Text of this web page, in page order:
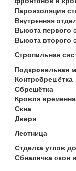
Пароизоляция
Внутренняя
Высота первого
Высота второго
Стропильная
Подкровельная
Контробрешётка
Обрешётка
Кровля
Окна
Двери
Лестница
Отделка углов
Обналичка окон